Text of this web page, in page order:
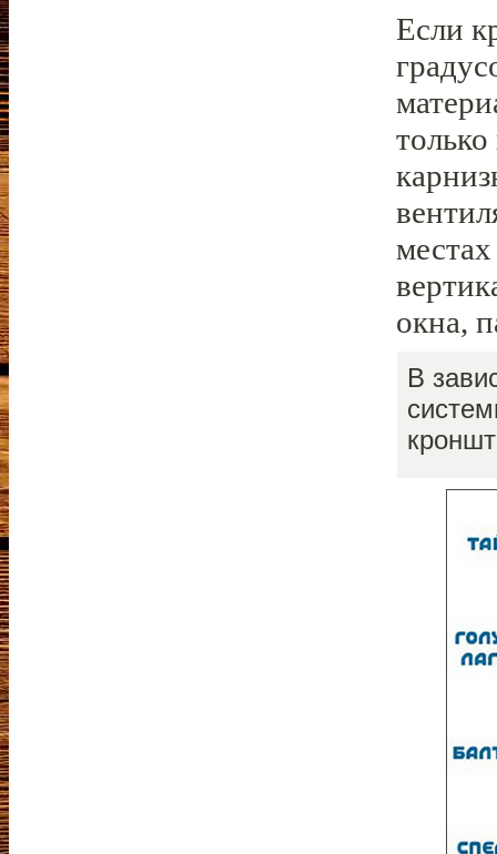
Если
окна,
В